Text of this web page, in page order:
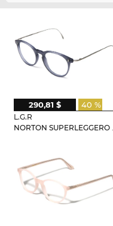
L.G.R
NORTON SUPERLEGGERO - 36-2971
40 %
290,81 $